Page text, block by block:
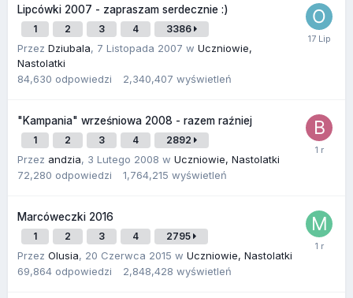
Lipcówki 2007 - zapraszam serdecznie :)
1 2 3 4 3386
Przez Dziubala, 7 Listopada 2007 w Uczniowie,
Nastolatki
84,630 odpowiedzi 2,340,407 wyświetleń
"Kampania" wrześniowa 2008 - razem raźniej
1 2 3 4 2892
Przez andzia, 3 Lutego 2008 w Uczniowie, Nastolatki
72,280 odpowiedzi 1,764,215 wyświetleń
Marcóweczki 2016
1 2 3 4 2795
Przez Olusia, 20 Czerwca 2015 w Uczniowie, Nastolatki
69,864 odpowiedzi 2,848,428 wyświetleń